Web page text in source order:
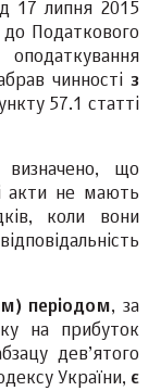
17 липня 2015
Податкового
чинності з
57.1 статті
визначено, що
акти не мають
коли вони
періодом, за
на прибуток
дев’ятого
України, є